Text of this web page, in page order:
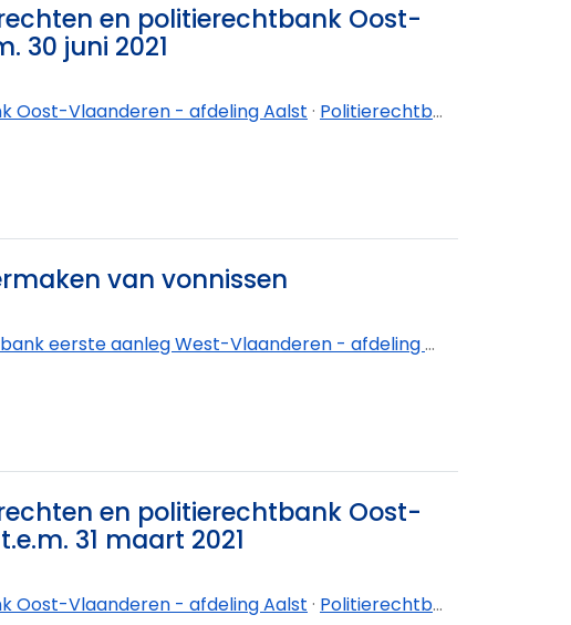
en politierechtbank Oost-
30 juni 2021
Oost-Vlaanderen - afdeling Aalst · Politierechtbank Oost-Vlaanderen - afdeling Dendermonde
van vonnissen
eerste aanleg West-Vlaanderen - afdeling Brugge
en politierechtbank Oost-
31 maart 2021
Oost-Vlaanderen - afdeling Aalst · Politierechtbank Oost-Vlaanderen - afdeling Dendermonde